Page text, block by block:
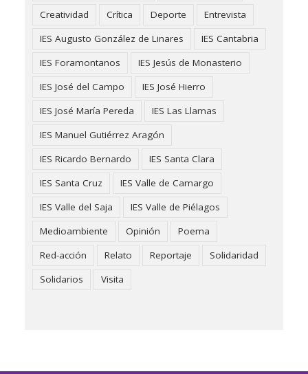
Creatividad
Crítica Deporte
Entrevista
IES Augusto González de Linares
IES Cantabria
IES Foramontanos
IES Jesús de Monasterio
IES José del Campo
IES José Hierro
IES José María Pereda
IES Las Llamas
IES Manuel Gutiérrez Aragón
IES Ricardo Bernardo
IES Santa Clara
IES Santa Cruz
IES Valle de Camargo
IES Valle del Saja
IES Valle de Piélagos
Medioambiente
Opinión
Poema
Red-acción
Relato Reportaje
Solidaridad
Solidarios
Visita